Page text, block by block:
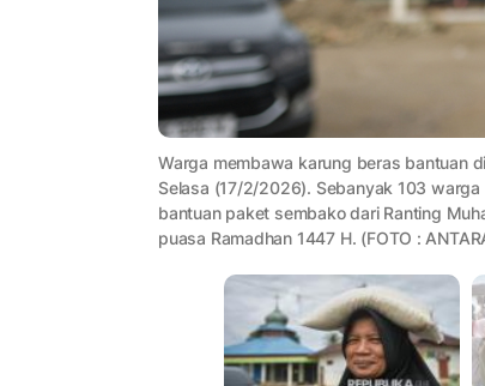
Warga membawa karung beras bantuan
Selasa (17/2/2026). Sebanyak 103
bantuan paket sembako dari Ranting
puasa Ramadhan 1447 H. (FOTO :